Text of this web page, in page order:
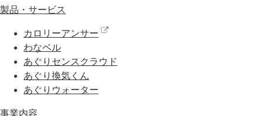
製品・サービス
カロリーアンサー
わなベル
あぐりセンスクラウド
あぐり換気くん
あぐりウォーター
事業内容